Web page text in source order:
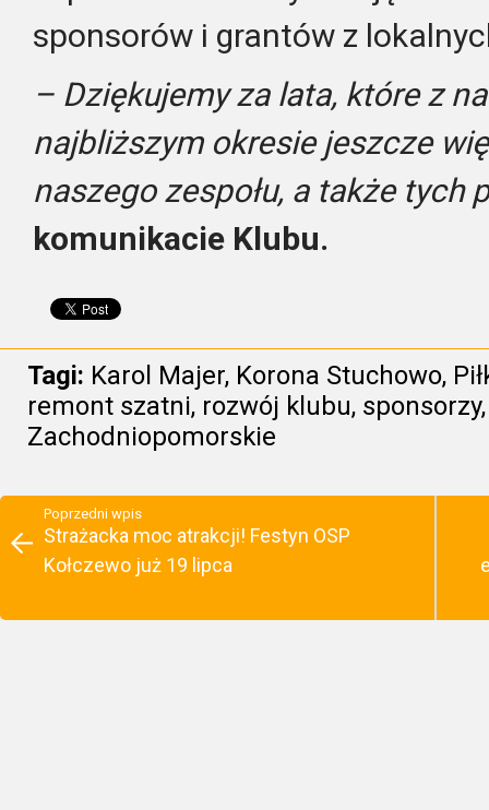
sponsorów i grantów z
– Dziękujemy za lata, które z
najbliższym okresie jeszcze
naszego zespołu, a także tych
komunikacie Klubu.
Tagi: Karol Majer, Korona Stuchowo,
remont szatni, rozwój klubu, sponsorzy
Zachodniopomorskie
Poprzedni wpis
Strażacka moc atrakcji! Festyn OSP
Kołczewo już 19 lipca